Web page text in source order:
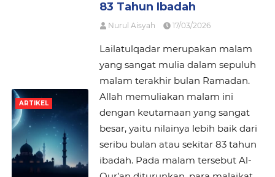
ARTIKEL
83 Tahun Ibadah
Nurul Aisyah 17/03/2026
Lailatulqadar merupakan malam
yang sangat mulia dalam sepuluh
malam terakhir bulan Ramadan.
Allah memuliakan malam ini
dengan keutamaan yang sangat
besar, yaitu nilainya lebih baik dari
seribu bulan atau sekitar 83 tahun
ibadah. Pada malam tersebut Al-